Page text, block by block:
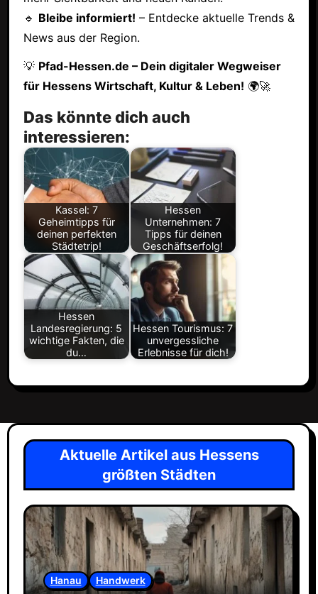
🔹 Bleibe informiert! – Entdecke aktuelle Trends &
News aus der Region.
💡 Pfad-Hessen.de – Dein digitaler Wegweiser
für Hessens Wirtschaft, Kultur & Leben! 🌍🚀
Das könnte dich auch
interessieren:
Kassel: 7
Geheimtipps für
deinen perfekten
Städtetrip!
Hessen
Unternehmen: 7
Tipps für deinen
Geschäftserfolg!
Hessen
Landesregierung: 5
wichtige Fakten, die
du…
Hessen Tourismus: 7
unvergessliche
Erlebnisse für dich!
Aktuelle Artikel aus Hessens
größten Städten
Hanau Handwerk